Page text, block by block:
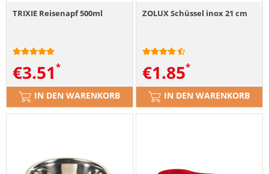
TRIXIE Reisenapf 500ml
€3.51
IN DEN WARENKORB
ZOLUX Schüssel inox 21 cm
€1.85
IN DEN WARENKORB